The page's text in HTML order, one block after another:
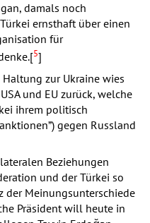
damals noch
ernsthaft über einen
für
5]
zur Ukraine wies
USAund EU zurück, welche
ihrem politisch
gegen Russland
Beziehungen
und der Türkei so
der Meinungsunterschiede
Präsident will heute in